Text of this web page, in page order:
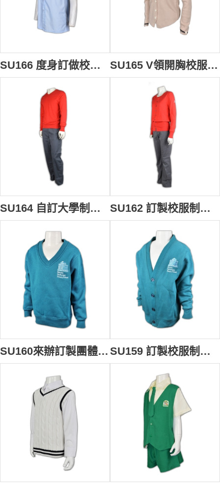
SU166 度身訂做校服恤衫 翻領恤衫設計選擇 胸袋繡花Logo恤衫 校服恤衫專門店 SU165 V領開胸校服冷外套 定製 團體繡花Logo冷外套 冷外套配搭 冷外套專門店
SU164 自訂大學制服搭配 印製logo校服 訂製校服款式 訂購團體制服 校服專門店 SU162 訂製校服制服 自訂大學校服套裝 獨家設計校服款式 制服生產商
SU160來辦訂製團體班衫制服 量身訂造小學團體班衫 訂購團體班衫 訂製團體班衫專門店 SU159 訂製校服制服 訂購小學外套制服 量身訂造校服 自訂校服供應商HK